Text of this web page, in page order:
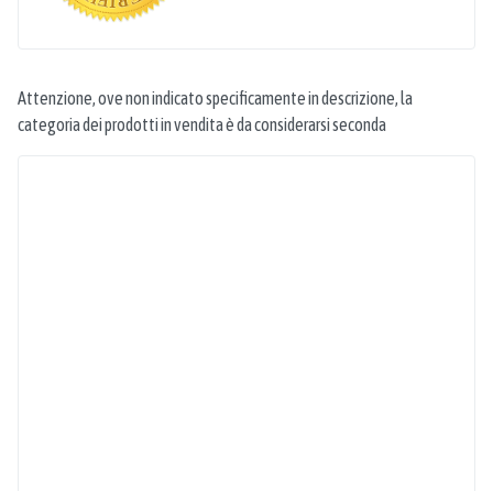
Attenzione, ove non indicato specificamente in descrizione, la
categoria dei prodotti in vendita è da considerarsi seconda